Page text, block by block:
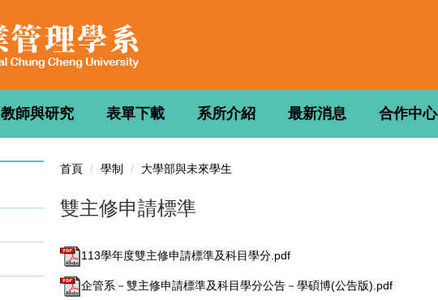
教師與研究 表單下載 系所介紹 最新消息 合作中心
首頁 學制 大學部與未來學生
雙主修申請標準
113學年度雙主修申請標準及科目學分.pdf
企管系－雙主修申請標準及科目學分公告－學碩博(公告版).pdf